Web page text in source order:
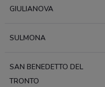
GIULIANOVA
SULMONA
SAN BENEDETTO DEL
TRONTO